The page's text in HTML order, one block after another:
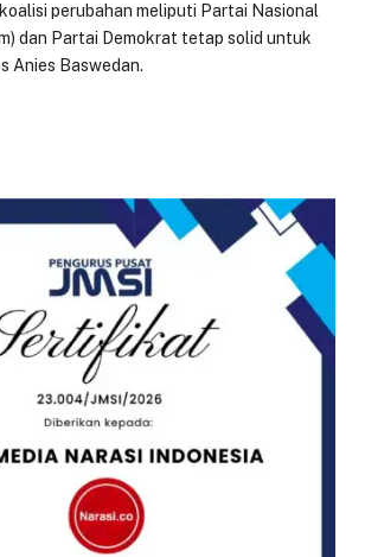
perubahan meliputi Partai Nasional
dan Partai Demokrat tetap solid untuk
Anies Baswedan.